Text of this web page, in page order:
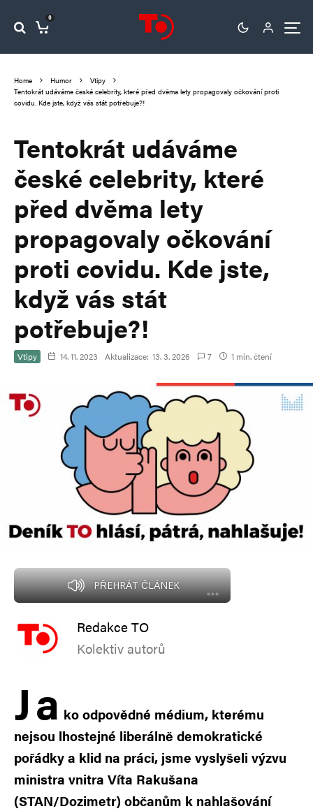
0
Home Humor
Vtipy
Tentokrát udáváme české celebrity, které před dvěma lety propagovaly očkování proti
covidu. Kde jste, když vás stát potřebuje?!
Tentokrát udáváme
české celebrity, které
před dvěma lety
propagovaly očkování
proti covidu. Kde jste,
když vás stát
potřebuje?!
Vtipy 14. 11. 2023 Aktualizace: 13. 3. 2026 7 1 min. čtení
PŘEHRÁT ČLÁNEK
Redakce TO
Kolektiv autorů
Ja ko odpovědné médium, kterému
nejsou lhostejné liberálně demokratické
pořádky a klid na práci, jsme vyslyšeli výzvu
ministra vnitra Víta Rakušana
(STAN/Dozimetr) občanům k nahlašování